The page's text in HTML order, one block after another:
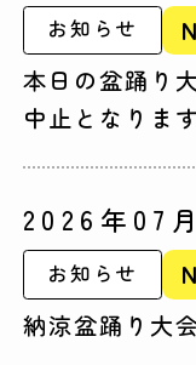
お知らせ
本日の盆踊り
中止となります
2026年07
お知らせ
納涼盆踊り大